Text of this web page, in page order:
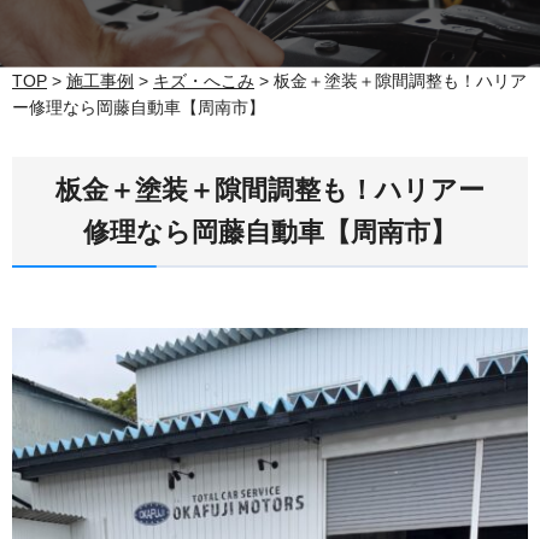
TOP > 施工事例 > キズ・へこみ > 板金＋塗装＋隙間調整も！ハリア
ー修理なら岡藤自動車【周南市】
板金＋塗装＋隙間調整も！ハリアー
修理なら岡藤自動車【周南市】